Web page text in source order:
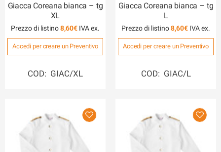
Giacca Coreana bianca – tg
XL
Prezzo di listino8,60€
Accedi per creare un Preventivo
COD: GIAC/XL
Giacca Coreana bianca – tg
L
Prezzo di listino8,60€
Accedi per creare un Preventivo
COD: GIAC/L